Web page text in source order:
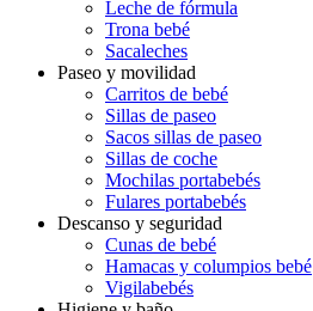
Leche de fórmula
Trona bebé
Sacaleches
Paseo y movilidad
Carritos de bebé
Sillas de paseo
Sacos sillas de paseo
Sillas de coche
Mochilas portabebés
Fulares portabebés
Descanso y seguridad
Cunas de bebé
Hamacas y columpios bebé
Vigilabebés